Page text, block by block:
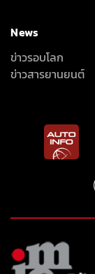
News
ข่าวรอบโลก
ข่าวสารยานยนต์